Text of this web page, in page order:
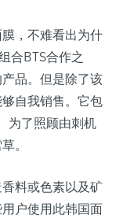
，不难看出为什
合BTS合作之
品。但是除了该
自我销售。它包
为了照顾由刺机
。
料或色素以及矿
户使用此韩国面